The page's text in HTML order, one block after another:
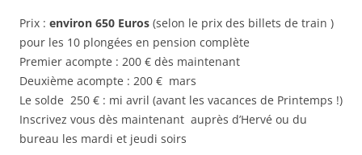
Prix : environ 650 Euros (selon le prix des billets de train )
pour les 10 plongées en pension complète
Premier acompte : 200 € dès maintenant
Deuxième acompte : 200 € mars
Le solde 250 € : mi avril (avant les vacances de Printemps !)
Inscrivez vous dès maintenant auprès d’Hervé ou du
bureau les mardi et jeudi soirs